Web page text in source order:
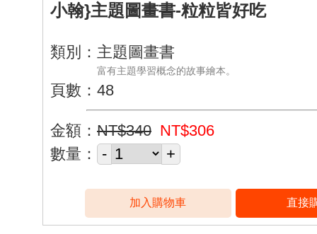
小翰}主題圖畫書-粒粒皆好吃
類別：主題圖畫書
富有主題學習概念的故事繪本。
頁數：48
金額： NT$340 NT$306
數量：